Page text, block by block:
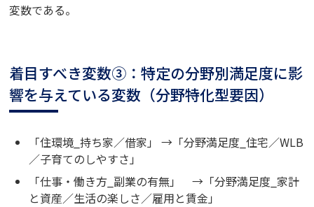
変数である。
着目すべき変数③：特定の分野別満足度に影
響を与えている変数（分野特化型要因）
「住環境_持ち家／借家」 →「分野満足度_住宅／WLB
／子育てのしやすさ」
「仕事・働き方_副業の有無」 →「分野満足度_家計
と資産／生活の楽しさ／雇用と賃金」